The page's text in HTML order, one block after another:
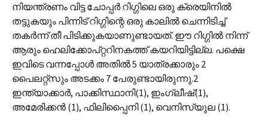
നിയന്ത്രണം വിട്ട ചോപ്പര്‍ റിഗ്ഗിലെ ഒരു ക്രെയിനില്‍
തട്ടുകയും പിന്നിട് റിഗ്ഗിന്റെ ഒരു കാലില്‍ ചെന്നിടിച്ച്
തകര്‍ന്ന് തീ പിടിക്കുകയാണുണ്ടായത്. ഈ റിഗ്ഗില്‍ നിന്ന്
ആരും ഹെലിക്കോപ്റ്ററിനകത്ത് കയറിയിട്ടില്ല. പക്ഷെ
ഇവിടെ വന്നപ്പോള്‍ അതില്‍ 5 യാത്രക്കാരും 2
പൈലറ്റ്സും അടക്കം 7 പേരുണ്ടായിരുന്നു.2
ഇന്ത്യാക്കാര്‍, പാക്കിസ്ഥാനി(1), ഇംഗ്ലീഷ്(1),
അമേരിക്കന്‍ (1), ഫിലിപ്പൈനി (1), വെനിസ്യുല (1).